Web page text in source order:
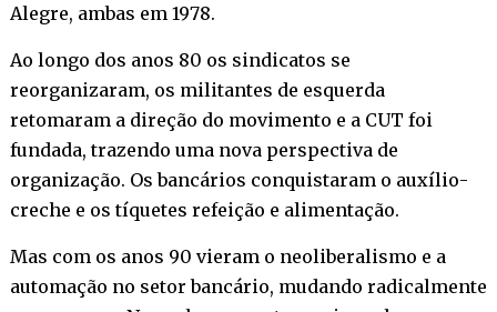
Alegre, ambas em 1978.
Ao longo dos anos 80 os sindicatos se
reorganizaram, os militantes de esquerda
retomaram a direção do movimento e a CUT foi
fundada, trazendo uma nova perspectiva de
organização. Os bancários conquistaram o auxílio-
creche e os tíquetes refeição e alimentação.
Mas com os anos 90 vieram o neoliberalismo e a
automação no setor bancário, mudando radicalmente